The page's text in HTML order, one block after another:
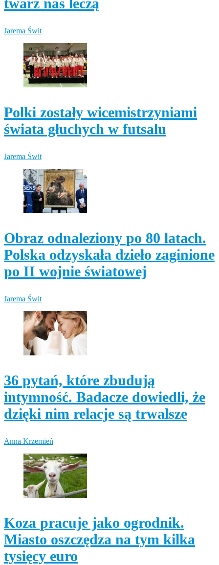
twarz nas leczą
Jarema Świt
Polki zostały wicemistrzyniami
świata głuchych w futsalu
Jarema Świt
Obraz odnaleziony po 80 latach.
Polska odzyskała dzieło zaginione
po II wojnie światowej
Jarema Świt
36 pytań, które zbudują
intymność. Badacze dowiedli, że
dzięki nim relacje są trwalsze
Anna Krzemień
Koza pracuje jako ogrodnik.
Miasto oszczędza na tym kilka
tysięcy euro